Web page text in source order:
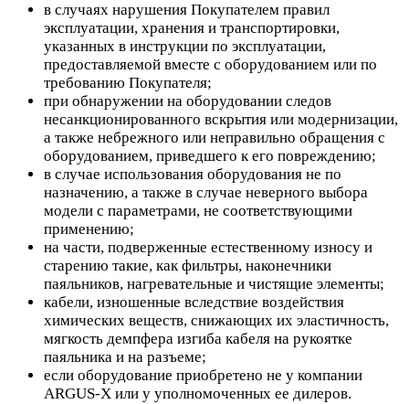
в случаях нарушения Покупателем правил
эксплуатации, хранения и транспортировки,
указанных в инструкции по эксплуатации,
предоставляемой вместе с оборудованием или по
требованию Покупателя;
при обнаружении на оборудовании следов
несанкционированного вскрытия или модернизации,
а также небрежного или неправильно обращения с
оборудованием, приведшего к его повреждению;
в случае использования оборудования не по
назначению, а также в случае неверного выбора
модели с параметрами, не соответствующими
применению;
на части, подверженные естественному износу и
старению такие, как фильтры, наконечники
паяльников, нагревательные и чистящие элементы;
кабели, изношенные вследствие воздействия
химических веществ, снижающих их эластичность,
мягкость демпфера изгиба кабеля на рукоятке
паяльника и на разъеме;
если оборудование приобретено не у компании
ARGUS-X или у уполномоченных ее дилеров.